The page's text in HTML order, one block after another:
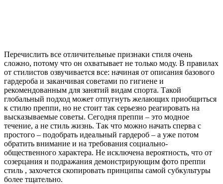
Перечислить все отличительные признаки стиля очень
сложно, потому что он охватывает не только моду. В правилах
от стилистов озвучивается все: начиная от описания базового
гардероба и заканчивая советами по гигиене и
рекомендованным для занятий видам спорта. Такой
глобальный подход может отпугнуть желающих приобщиться
к стилю преппи, но не стоит так серьезно реагировать на
высказываемые советы. Сегодня преппи – это модное
течение, а не стиль жизнь. Так что можно начать сперва с
простого – подобрать идеальный гардероб – а уже потом
обратить внимание и на требования социально-
общественного характера. Не исключена вероятность, что от
созерцания и подражания демонстрирующим фото преппи
стиль , захочется скопировать принципы самой субкультуры
более тщательно.